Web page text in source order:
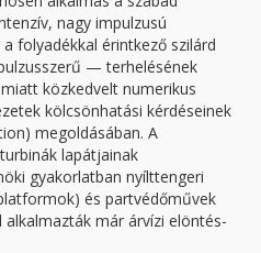
nagy impulzusú
folyadékkal érintkező szilárd
— terhelésének
közkedvelt numerikus
kölcsönhatási kérdéseinek
megoldásában. A
lapátjainak
gyakorlatban nyílt­tengeri
és part­védő­művek
alkalmazták már árvízi elöntés­